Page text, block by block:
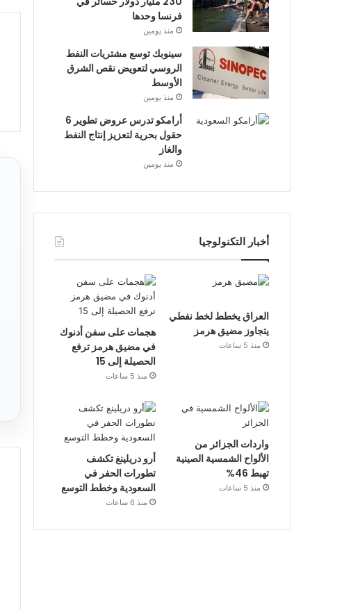
فرنسا وحدها
منذ يومين
سينوبك توسع مشتريات النفط
الروسي لتعويض نقص الشرق
الأوسط
منذ يومين
أرامكو تدرس عروض تطوير 6
حقول بحرية لتعزيز إنتاج النفط
والغاز
منذ يومين
أخبار التكنولوجيا
العراق يخطط لخط نفطي
يتجاوز مضيق هرمز
منذ 5 ساعات
هجمات على سفن أدنوك
في مضيق هرمز ترفع
الحصيلة إلى 15
منذ 5 ساعات
واردات الجزائر من
الألواح الشمسية الصينية
تهبط 46%
منذ 5 ساعات
أرو دريلينغ تكشف
تطورات الحفر في
السعودية وخطط التوسع
منذ 6 ساعات